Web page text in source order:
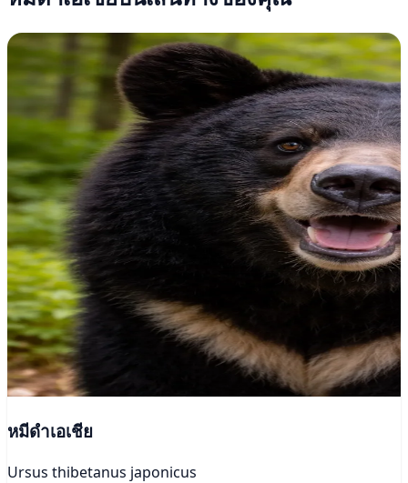
หมีดำเอเชีย
Ursus thibetanus japonicus